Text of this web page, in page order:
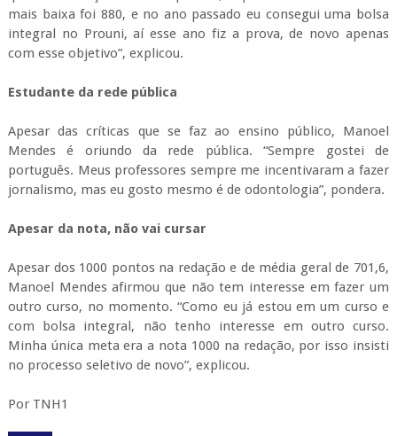
mais baixa foi 880, e no ano passado eu consegui uma bolsa
integral no Prouni, aí esse ano fiz a prova, de novo apenas
com esse objetivo”, explicou.
Estudante da rede pública
Apesar das críticas que se faz ao ensino público, Manoel
Mendes é oriundo da rede pública. “Sempre gostei de
português. Meus professores sempre me incentivaram a fazer
jornalismo, mas eu gosto mesmo é de odontologia”, pondera.
Apesar da nota, não vai cursar
Apesar dos 1000 pontos na redação e de média geral de 701,6,
Manoel Mendes afirmou que não tem interesse em fazer um
outro curso, no momento. “Como eu já estou em um curso e
com bolsa integral, não tenho interesse em outro curso.
Minha única meta era a nota 1000 na redação, por isso insisti
no processo seletivo de novo”, explicou.
Por TNH1